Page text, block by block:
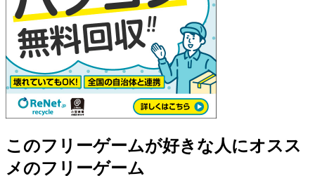
このフリーゲームが好きな人にオスス
メのフリーゲーム